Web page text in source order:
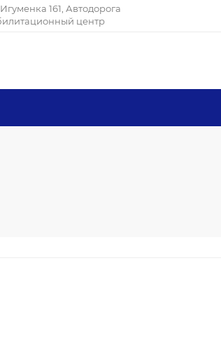
161, Автодорога
центр